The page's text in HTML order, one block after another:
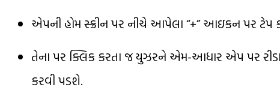
એપની હોમ સ્ક્રીન પર નીચે આપેલા “+” આઇકન પર ટેપ
તેના પર ક્લિક કરતા જ યુઝરને એમ-આધાર એપ પર
કરવી પડશે.